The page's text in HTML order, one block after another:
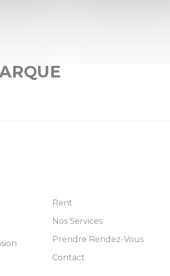
Rent
Nos Services
Prendre Rendez-Vous
Contact